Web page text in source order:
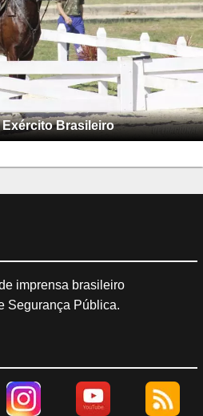
Brasileiro
imprensa brasileiro
Segurança Pública.